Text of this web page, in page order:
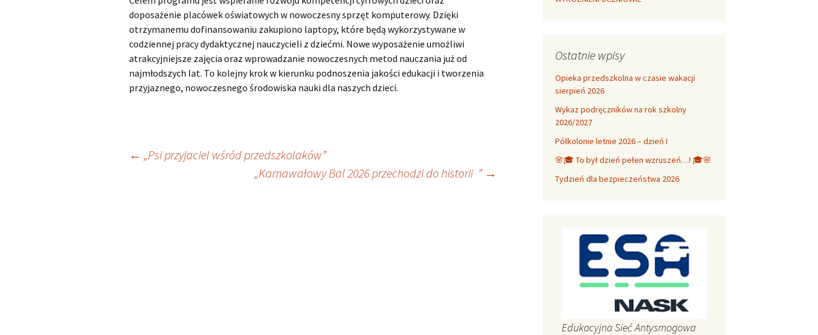
doposażenie placówek oświatowych w nowoczesny sprzęt komputerowy. Dzięki
otrzymanemu dofinansowaniu zakupiono laptopy, które będą wykorzystywane w
codziennej pracy dydaktycznej nauczycieli z dziećmi. Nowe wyposażenie umożliwi
atrakcyjniejsze zajęcia oraz wprowadzanie nowoczesnych metod nauczania już od
najmłodszych lat. To kolejny krok w kierunku podnoszenia jakości edukacji i tworzenia
przyjaznego, nowoczesnego środowiska nauki dla naszych dzieci.
Nawigacja
← „Psi przyjaciel wśród przedszkolaków”
„Karnawałowy Bal 2026 przechodzi do historii ” →
Ostatnie wpisy
Opieka przedszkolna w czasie wakacji
sierpień 2026
Wykaz podręczników na rok szkolny
2026/2027
Półkolonie letnie 2026 – dzień I
🌸🎓 To był dzień pełen wzruszeń…! 🎓🌸
Tydzień dla bezpieczeństwa 2026
Edukacyjna Sieć Antysmogowa